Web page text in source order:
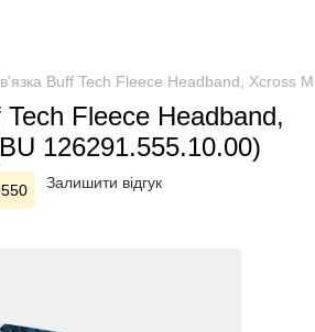
Buff Tech Fleece Headband, Xcross
Fleece Headband,
126291.555.10.00)
Залишити відгук